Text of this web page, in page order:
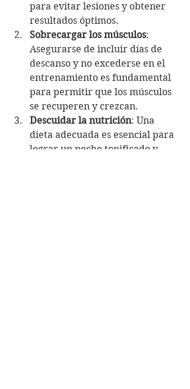
para evitar lesiones y obtener
resultados óptimos.
Sobrecargar los músculos:
Asegurarse de incluir días de
descanso y no excederse en el
entrenamiento es fundamental
para permitir que los músculos
se recuperen y crezcan.
Descuidar la nutrición: Una
dieta adecuada es esencial para
lograr un pecho tonificado y